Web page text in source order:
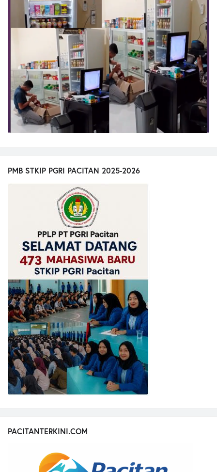
PMB STKIP PGRI PACITAN 2025-2026
PACITANTERKINI.COM